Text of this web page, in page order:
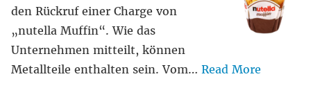
den Rückruf einer Charge von
„nutella Muffin“. Wie das
Unternehmen mitteilt, können
Metallteile enthalten sein. Vom… Read More